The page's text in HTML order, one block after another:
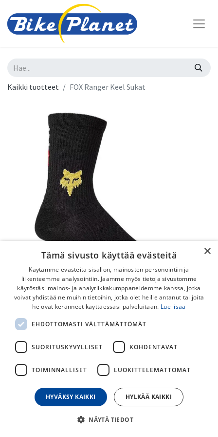
Kaikki tuotteet FOX Ranger Keel Sukat
FOX Ranger Keel Sukat
Trail-specific, comfortable mountain bike socks.
20,00€
KAKSOISKOOT
×
Tämä sivusto käyttää evästeitä
Käytämme evästeitä sisällön, mainosten personointiin ja
liikenteemme analysointiin. Jaamme myös tietoja sivustomme
käytöstäsi mainos- ja analytiikkakumppaneidemme kanssa, jotka
voivat yhdistää ne muihin tietoihin, jotka olet heille antanut tai joita
he ovat keränneet käyttäessäsi palveluitaan. Lue lisää
EHDOTTOMASTI VÄLTTÄMÄTTÖMÄT
SUORITUSKYVYLLISET KOHDENTAVAT
TOIMINNALLISET LUOKITTELEMATTOMAT
HYVÄKSY KAIKKI HYLKÄÄ KAIKKI
NÄYTÄ TIEDOT